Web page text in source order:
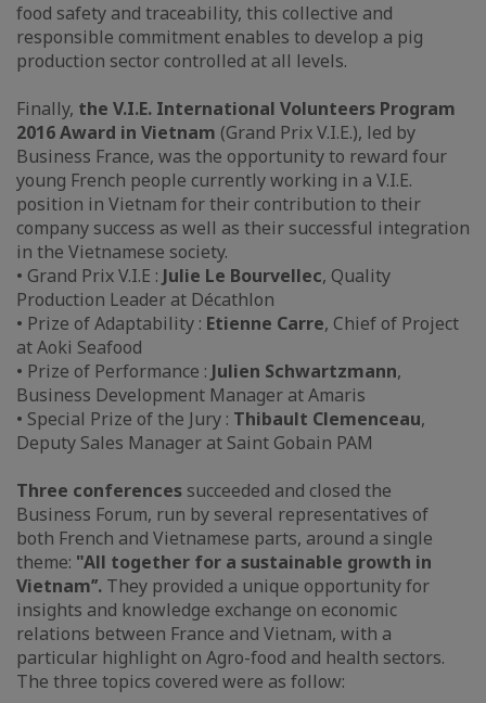
food safety and traceability, this collective and
responsible commitment enables to develop a pig
production sector controlled at all levels.
Finally, the V.I.E. International Volunteers Program
2016 Award in Vietnam (Grand Prix V.I.E.), led by
Business France, was the opportunity to reward four
young French people currently working in a V.I.E.
position in Vietnam for their contribution to their
company success as well as their successful integration
in the Vietnamese society.
• Grand Prix V.I.E : Julie Le Bourvellec, Quality
Production Leader at Décathlon
• Prize of Adaptability : Etienne Carre, Chief of Project
at Aoki Seafood
• Prize of Performance : Julien Schwartzmann,
Business Development Manager at Amaris
• Special Prize of the Jury : Thibault Clemenceau,
Deputy Sales Manager at Saint Gobain PAM
Three conferences succeeded and closed the
Business Forum, run by several representatives of
both French and Vietnamese parts, around a single
theme: "All together for a sustainable growth in
Vietnam’’. They provided a unique opportunity for
insights and knowledge exchange on economic
relations between France and Vietnam, with a
particular highlight on Agro-food and health sectors.
The three topics covered were as follow: